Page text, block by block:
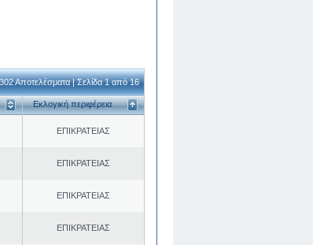
Αποτελέσματα | Σελίδα 1 από 16
Εκλογική περιφέρεια
ΕΠΙΚΡΑΤΕΙΑΣ
ΕΠΙΚΡΑΤΕΙΑΣ
ΕΠΙΚΡΑΤΕΙΑΣ
ΕΠΙΚΡΑΤΕΙΑΣ